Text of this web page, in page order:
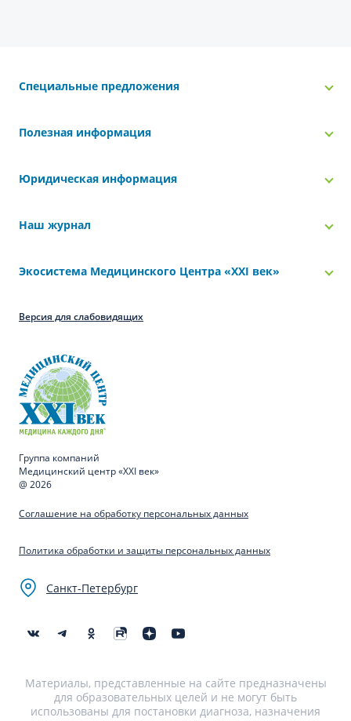
Специальные предложения
Полезная информация
Юридическая информация
Наш журнал
Экосистема Медицинского Центра «‎XXI век»
Версия для слабовидящих
Группа компаний
Медицинский центр «XXI век»
@ 2026
Соглашение на обработку персональных данных
Политика обработки и защиты персональных данных
Санкт-Петербург
Материалы, представленные на сайте предназначены
для образовательных целей и не могут быть
использованы для постановки диагноза, назначения